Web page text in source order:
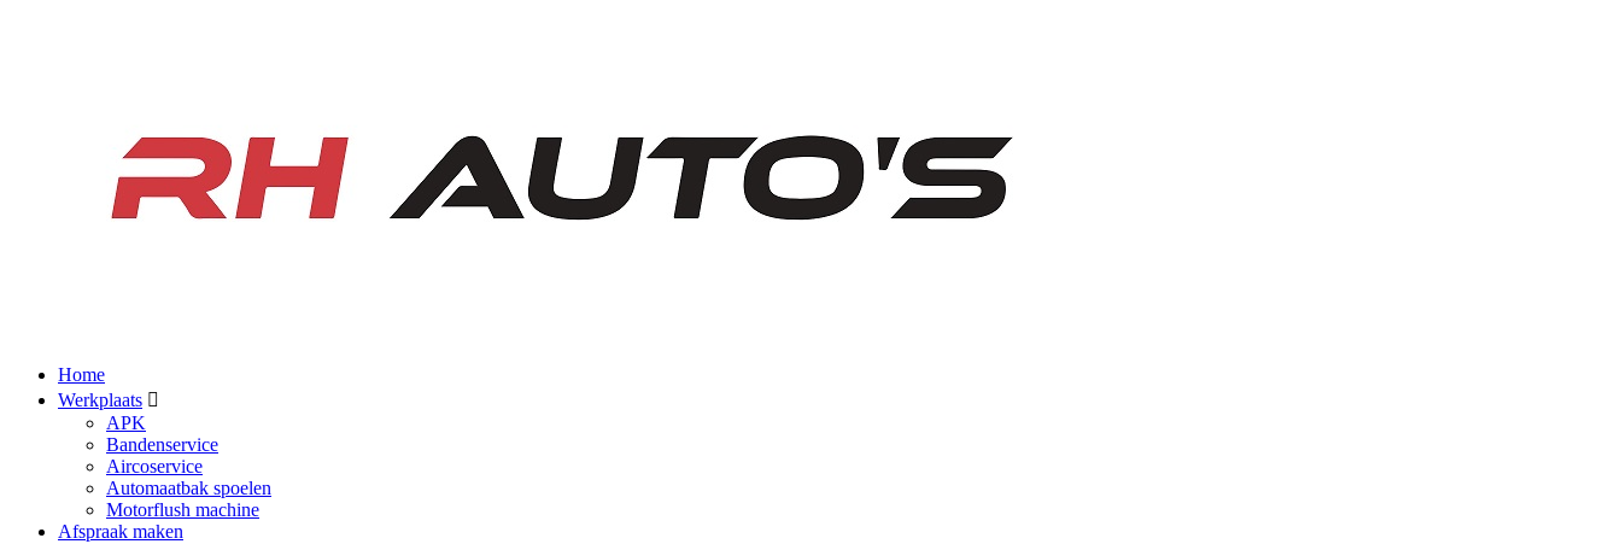
Home
Werkplaats
APK
Bandenservice
Aircoservice
Automaatbak spoelen
Motorflush machine
Afspraak maken